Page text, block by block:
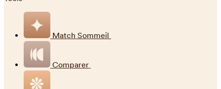
Match Sommeil
Comparer